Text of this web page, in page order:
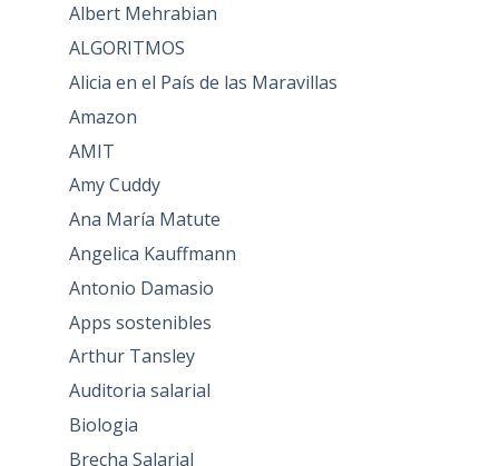
Albert Mehrabian
ALGORITMOS
Alicia en el País de las Maravillas
Amazon
AMIT
Amy Cuddy
Ana María Matute
Angelica Kauffmann
Antonio Damasio
Apps sostenibles
Arthur Tansley
Auditoria salarial
Biologia
Brecha Salarial